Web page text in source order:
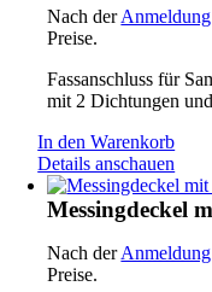
Nach derAnmeldung
Preise.
Fassanschluss für
mit 2 Dichtungen
In den Warenkorb
Details anschauen
Messingdeckel
Nach derAnmeldung
Preise.